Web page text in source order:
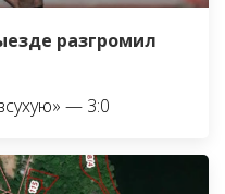
разгромил
— 3:0